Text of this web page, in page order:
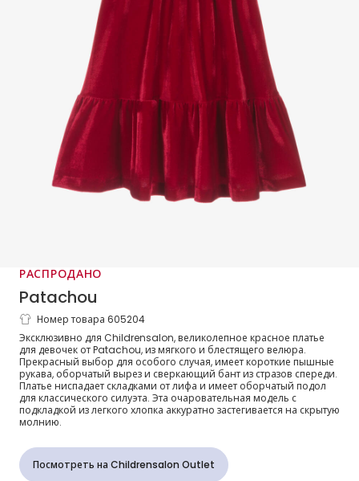
РАСПРОДАНО
Patachou
Платье красное из велюра с бантом из
страз и оборчатым воротником
Номер товара 605204
Эксклюзивно для Childrensalon, великолепное красное платье
для девочек от Patachou, из мягкого и блестящего велюра.
Прекрасный выбор для особого случая, имеет короткие пышные
рукава, оборчатый вырез и сверкающий бант из стразов спереди.
Платье ниспадает складками от лифа и имеет оборчатый подол
для классического силуэта. Эта очаровательная модель с
подкладкой из легкого хлопка аккуратно застегивается на скрытую
молнию.
Посмотреть на Childrensalon Outlet